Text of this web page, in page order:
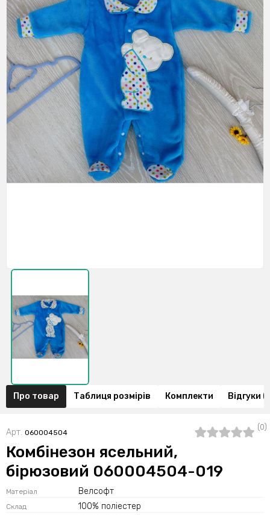
Про товар Таблиця розмірів Комплекти Відгуки
Арт. 060004504
(0)
Комбінезон ясельний,
бірюзовий 060004504-019
Матеріал Велсофт
Склад 100% поліестер